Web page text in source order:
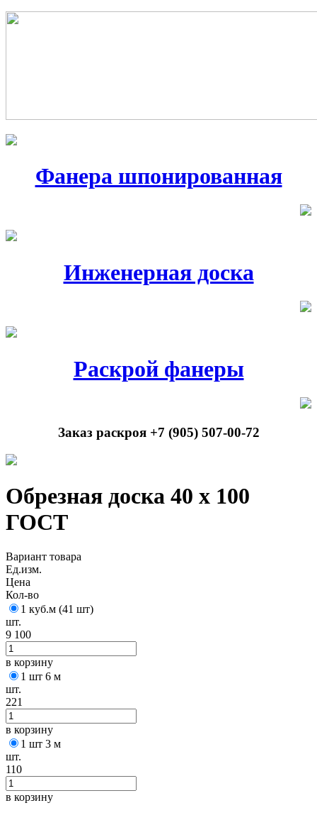
Фанера шпонированная
Инженерная доска
Раскрой фанеры
Заказ раскроя +7 (905) 507-00-72
Обрезная доска 40 х 100
ГОСТ
Вариант товара
Ед.изм.
Цена
Кол-во
1 куб.м (41 шт)
шт.
9 100
в корзину
1 шт 6 м
шт.
221
в корзину
1 шт 3 м
шт.
110
в корзину